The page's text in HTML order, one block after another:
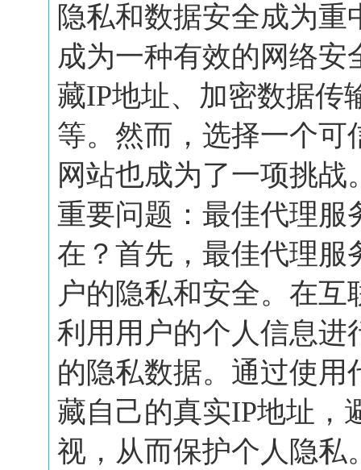
隐私和数据安全成为
成为一种有效的网络
藏IP地址、加密数据传
等。然而，选择一个可
网站也成为了一项挑
重要问题：最佳代理服
在？首先，最佳代理服
户的隐私和安全。在
利用用户的个人信息进
的隐私数据。通过使
藏自己的真实IP地址，
视，从而保护个人隐私